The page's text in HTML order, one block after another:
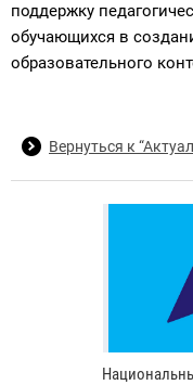
поддержку
обучающихся в
образовательного
Вернуться к